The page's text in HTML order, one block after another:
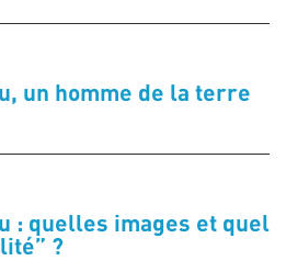
un homme de la terre
: quelles images et quel
?